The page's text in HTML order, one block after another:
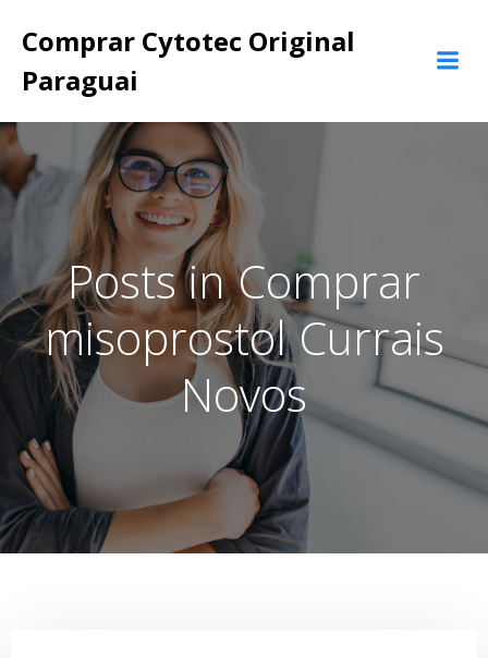
para
Comprar Cytotec Original
Paraguai
Posts in Comprar
misoprostol Currais
Novos